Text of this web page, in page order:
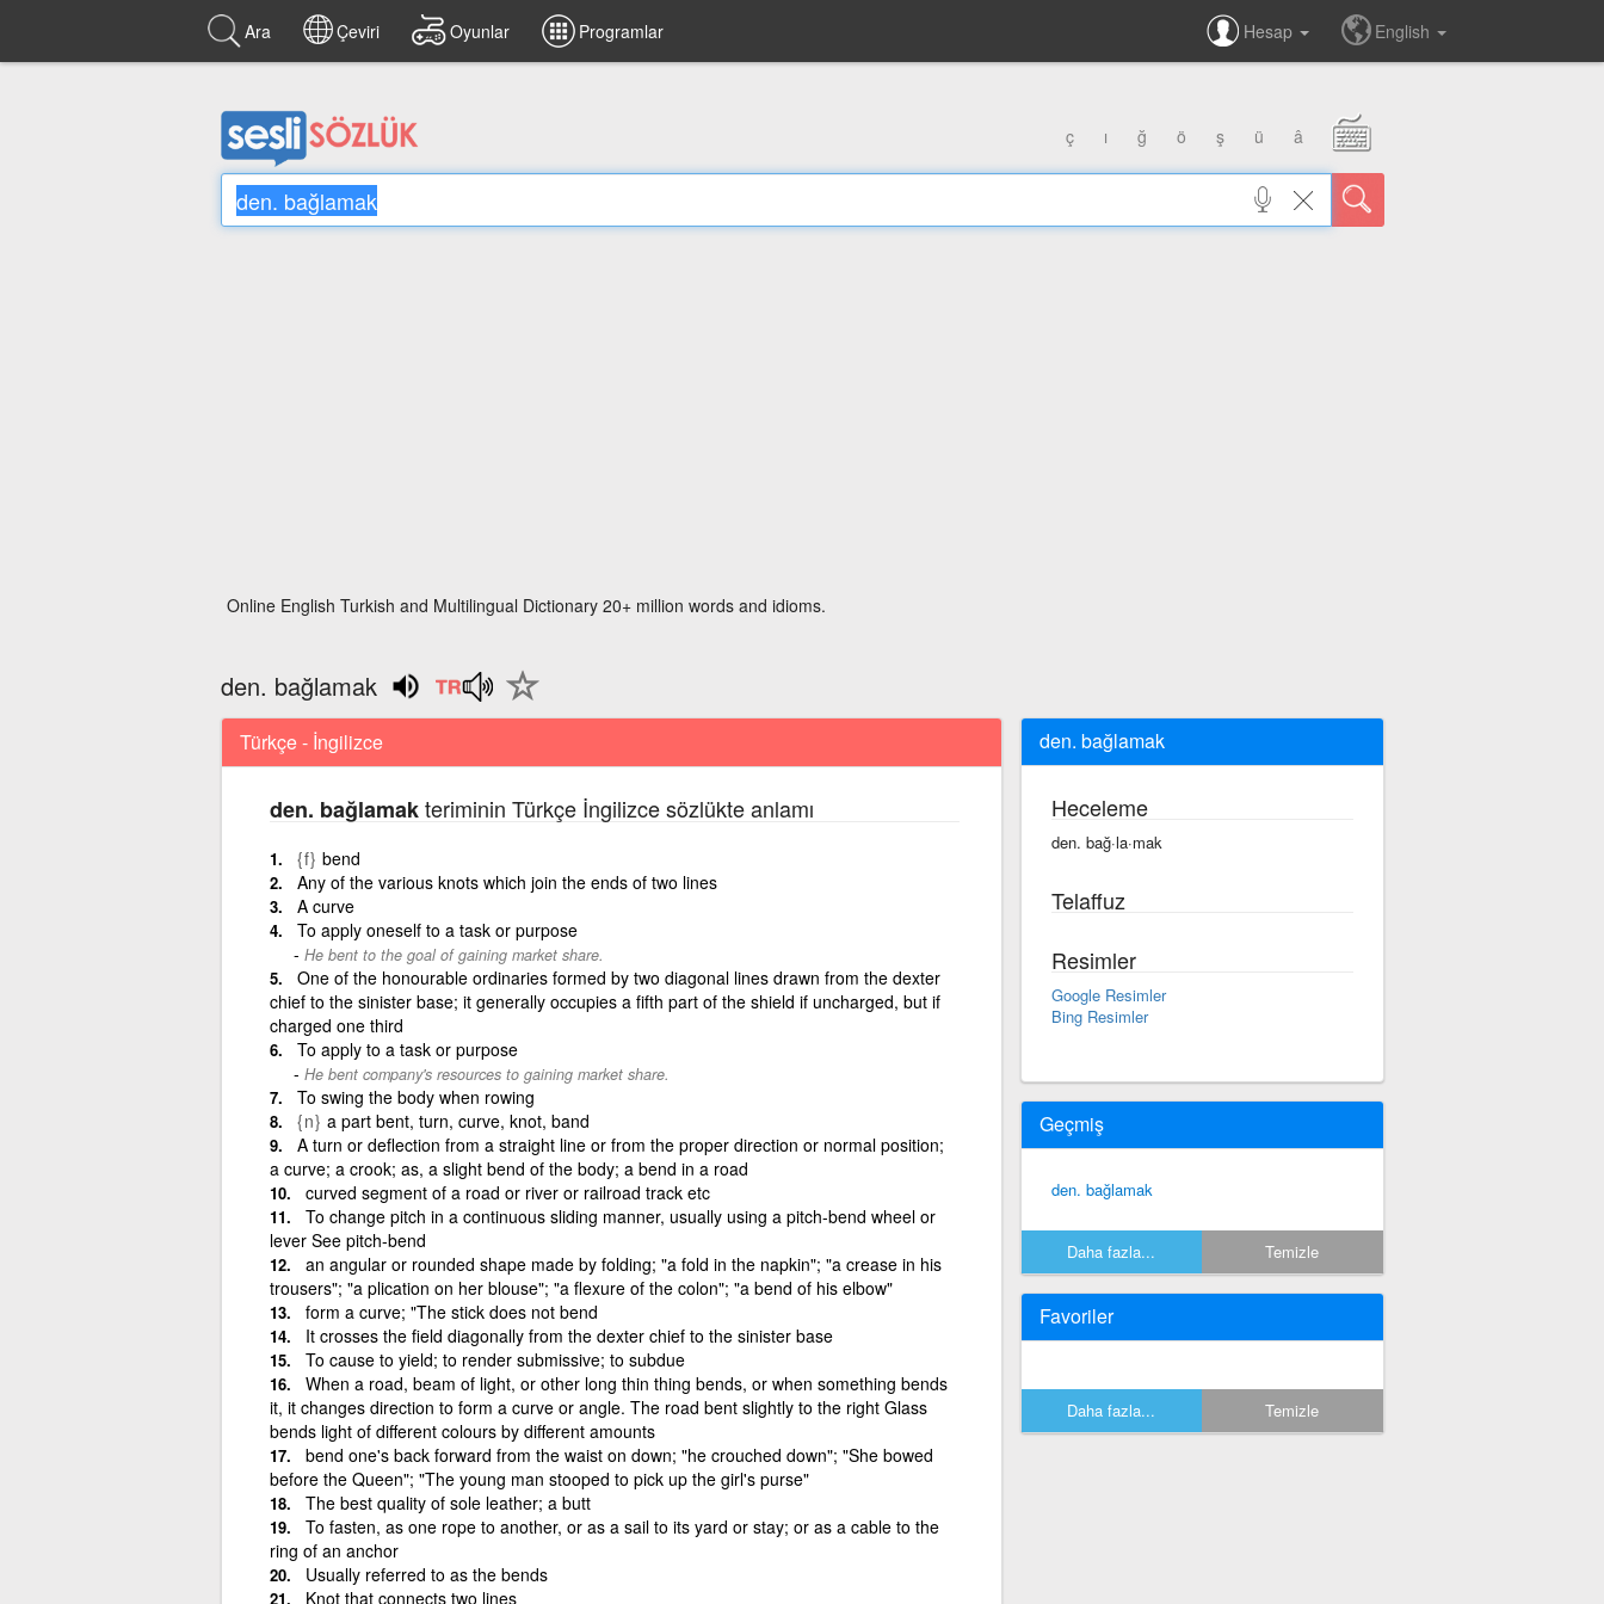
Ara Çeviri Oyunlar Programlar Hesap English
ç ı ğ ö ş ü â
Online English Turkish and Multilingual Dictionary 20+ million words and idioms.
den. bağlamak
Türkçe - İngilizce
den. bağlamakteriminin Türkçe İngilizce sözlükte anlamı
{f} bend
Any of the various knots which join the ends of two lines
A curve
To apply oneself to a task or purpose
He bent to the goal of gaining market share.
One of the honourable ordinaries formed by two diagonal lines drawn from the dexter
chief to the sinister base; it generally occupies a fifth part of the shield if uncharged, but if
charged one third
To apply to a task or purpose
He bent company's resources to gaining market share.
To swing the body when rowing
{n} a part bent, turn, curve, knot, band
A turn or deflection from a straight line or from the proper direction or normal position;
a curve; a crook; as, a slight bend of the body; a bend in a road
curved segment of a road or river or railroad track etc
To change pitch in a continuous sliding manner, usually using a pitch-bend wheel or
lever See pitch-bend
an angular or rounded shape made by folding; "a fold in the napkin"; "a crease in his
trousers"; "a plication on her blouse"; "a flexure of the colon"; "a bend of his elbow"
form a curve; "The stick does not bend
It crosses the field diagonally from the dexter chief to the sinister base
To cause to yield; to render submissive; to subdue
When a road, beam of light, or other long thin thing bends, or when something bends
it, it changes direction to form a curve or angle. The road bent slightly to the right Glass
bends light of different colours by different amounts
bend one's back forward from the waist on down; "he crouched down"; "She bowed
before the Queen"; "The young man stooped to pick up the girl's purse"
The best quality of sole leather; a butt
To fasten, as one rope to another, or as a sail to its yard or stay; or as a cable to the
ring of an anchor
Usually referred to as the bends
Knot that connects two lines
den. bağlamak
Heceleme
den. bağ·la·mak
Telaffuz
Resimler
Google Resimler
Bing Resimler
Geçmiş
den. bağlamak
Daha fazla... Temizle
Favoriler
Daha fazla... Temizle